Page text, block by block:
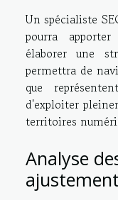
Un spécialiste
pourra
élaborer une
permettra de
que
d'exploiter
territoires
Analyse